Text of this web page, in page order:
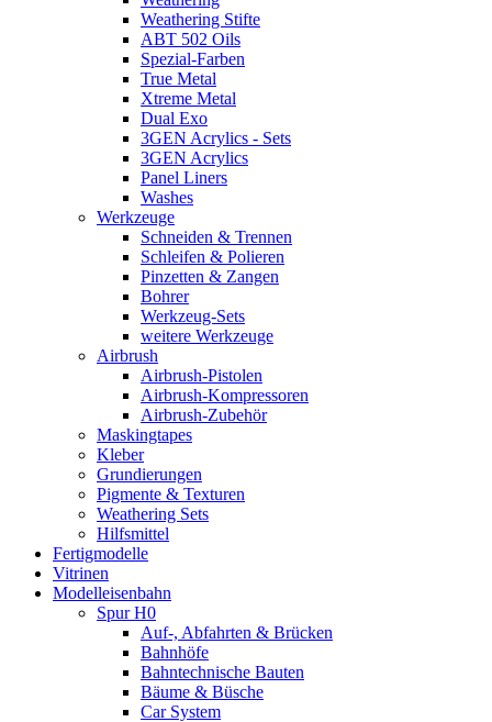
Weathering Stifte
ABT 502 Oils
Spezial-Farben
True Metal
Xtreme Metal
Dual Exo
3GEN Acrylics - Sets
3GEN Acrylics
Panel Liners
Washes
Werkzeuge
Schneiden & Trennen
Schleifen & Polieren
Pinzetten & Zangen
Bohrer
Werkzeug-Sets
weitere Werkzeuge
Airbrush
Airbrush-Pistolen
Airbrush-Kompressoren
Airbrush-Zubehör
Maskingtapes
Kleber
Grundierungen
Pigmente & Texturen
Weathering Sets
Hilfsmittel
Fertigmodelle
Vitrinen
Modelleisenbahn
Spur H0
Auf-, Abfahrten & Brücken
Bahnhöfe
Bahntechnische Bauten
Bäume & Büsche
Car System